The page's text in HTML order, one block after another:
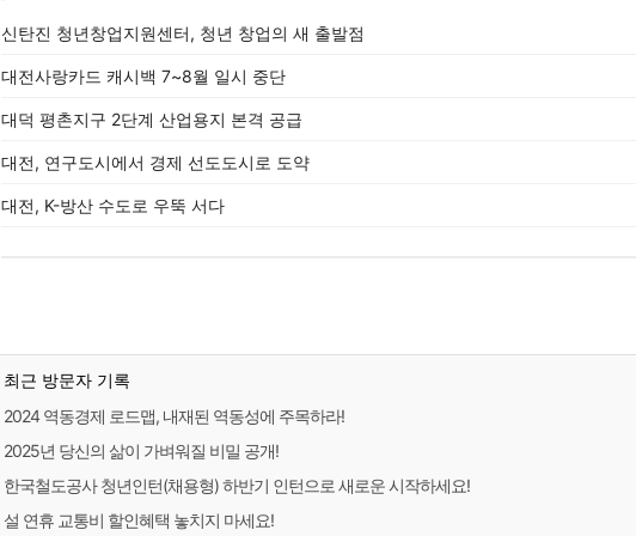
신탄진 청년창업지원센터, 청년 창업의 새 출발점
대전사랑카드 캐시백 7~8월 일시 중단
대덕 평촌지구 2단계 산업용지 본격 공급
대전, 연구도시에서 경제 선도도시로 도약
대전, K-방산 수도로 우뚝 서다
최근 방문자 기록
2024 역동경제 로드맵, 내재된 역동성에 주목하라!
2025년 당신의 삶이 가벼워질 비밀 공개!
한국철도공사 청년인턴(채용형) 하반기 인턴으로 새로운 시작하세요!
설 연휴 교통비 할인혜택 놓치지 마세요!